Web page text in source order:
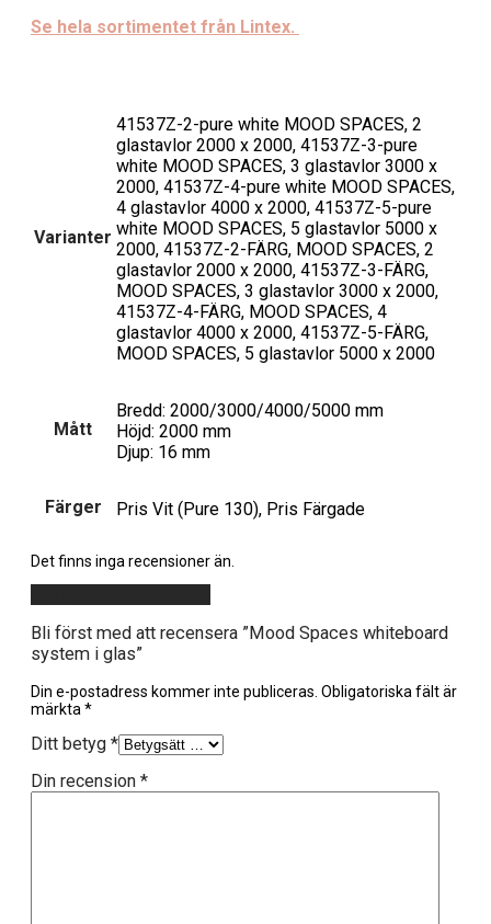
Se hela sortimentet från Lintex.
Varianter
41537Z-2-pure white MOOD SPACES, 2
glastavlor 2000 x 2000, 41537Z-3-pure
white MOOD SPACES, 3 glastavlor 3000 x
2000, 41537Z-4-pure white MOOD SPACES,
4 glastavlor 4000 x 2000, 41537Z-5-pure
white MOOD SPACES, 5 glastavlor 5000 x
2000, 41537Z-2-FÄRG, MOOD SPACES, 2
glastavlor 2000 x 2000, 41537Z-3-FÄRG,
MOOD SPACES, 3 glastavlor 3000 x 2000,
41537Z-4-FÄRG, MOOD SPACES, 4
glastavlor 4000 x 2000, 41537Z-5-FÄRG,
MOOD SPACES, 5 glastavlor 5000 x 2000
Mått
Bredd: 2000/3000/4000/5000 mm
Höjd: 2000 mm
Djup: 16 mm
Färger Pris Vit (Pure 130), Pris Färgade
Det finns inga recensioner än.
Bli först med att recensera ”Mood Spaces whiteboard
system i glas”
Din e-postadress kommer inte publiceras. Obligatoriska fält är
märkta *
Ditt betyg *
Din recension *